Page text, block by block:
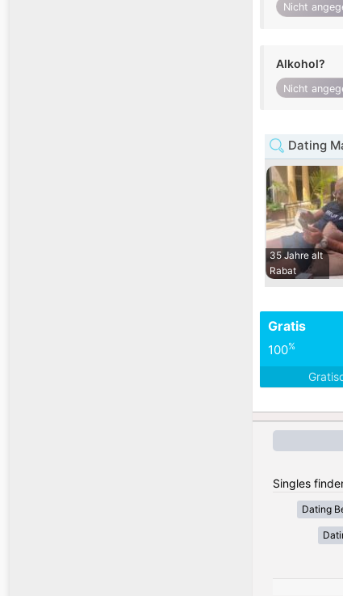
Nicht
Alkohol?
Nicht
Dating
35 Jahre alt
Rabat
Gratis
100%
Singles
Dating